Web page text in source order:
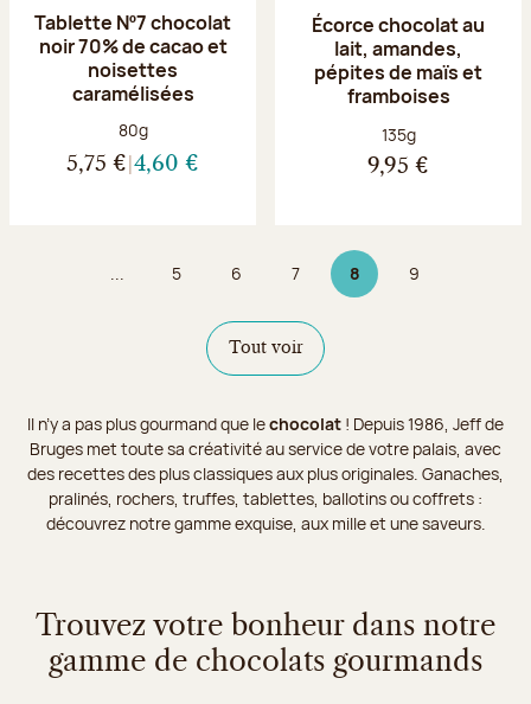
Tablette Nº7 chocolat
noir 70% de cacao et
noisettes
caramélisées
Poids net :
80g
5,75 € 4,60 €
Écorce chocolat au
lait, amandes,
pépites de maïs et
framboises
Poids net :
135g
9,95 €
... Page
5 Page
6 Page
7 8Page 8 sur 9
Page
9
Tout voir
Il n’y a pas plus gourmand que lechocolat ! Depuis 1986, Jeff de
Bruges met toute sa créativité au service de votre palais, avec
des recettes des plus classiques aux plus originales. Ganaches,
pralinés, rochers, truffes, tablettes, ballotins ou coffrets :
découvrez notre gamme exquise, aux mille et une saveurs.
Trouvez votre bonheur dans notre
gamme de chocolats gourmands